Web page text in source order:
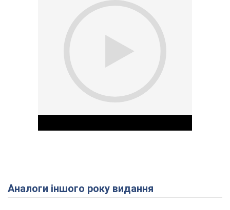
Play Video
Аналоги іншого року видання